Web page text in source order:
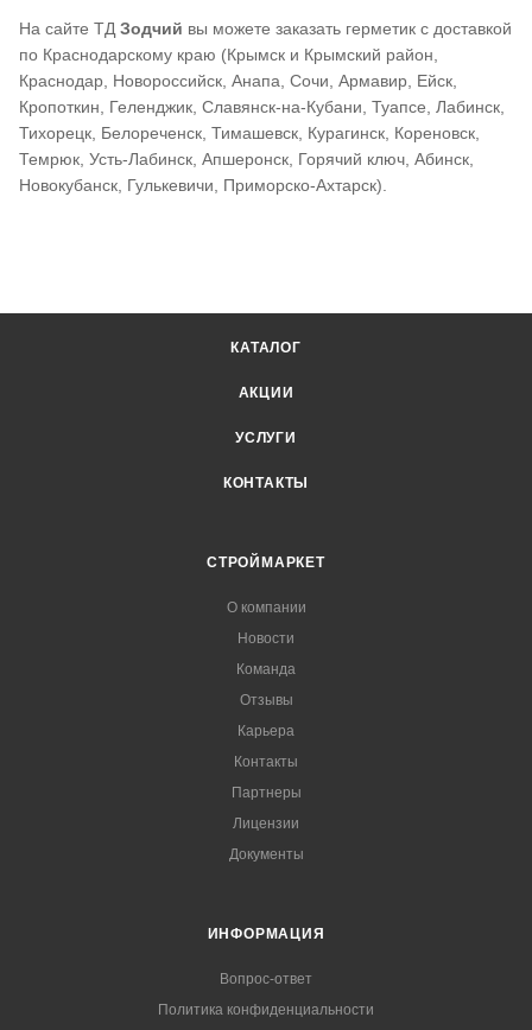
На сайте ТД Зодчий вы можете заказать герметик с доставкой
по Краснодарскому краю (Крымск и Крымский район,
Краснодар, Новороссийск, Анапа, Сочи, Армавир, Ейск,
Кропоткин, Геленджик, Славянск-на-Кубани, Туапсе, Лабинск,
Тихорецк, Белореченск, Тимашевск, Курагинск, Кореновск,
Темрюк, Усть-Лабинск, Апшеронск, Горячий ключ, Абинск,
Новокубанск, Гулькевичи, Приморско-Ахтарск).
КАТАЛОГ
АКЦИИ
УСЛУГИ
КОНТАКТЫ
СТРОЙМАРКЕТ
О компании
Новости
Команда
Отзывы
Карьера
Контакты
Партнеры
Лицензии
Документы
ИНФОРМАЦИЯ
Вопрос-ответ
Политика конфиденциальности